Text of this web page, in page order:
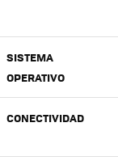
SISTEMA
OPERATIVO
CONECTIVIDAD